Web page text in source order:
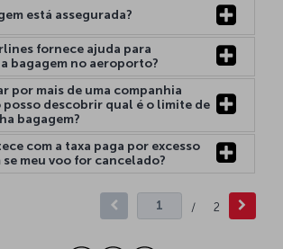
está assegurada?
fornece ajuda para
bagagem no aeroporto?
por mais de uma companhia
posso descobrir qual é o limite de
bagagem?
com a taxa paga por excesso
se meu voo for cancelado?
/ 2